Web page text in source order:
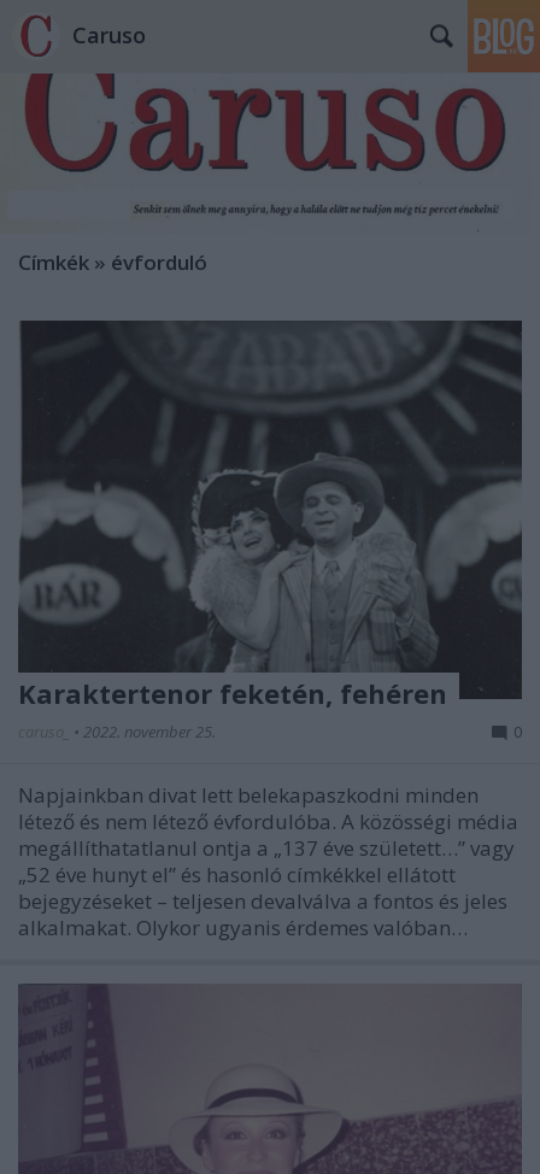
Caruso
Címkék » évforduló
Karaktertenor feketén, fehéren
caruso_ • 2022. november 25. 0
Napjainkban divat lett belekapaszkodni minden
létező és nem létező évfordulóba. A közösségi média
megállíthatatlanul ontja a „137 éve született…” vagy
„52 éve hunyt el” és hasonló címkékkel ellátott
bejegyzéseket – teljesen devalválva a fontos és jeles
alkalmakat. Olykor ugyanis érdemes valóban…